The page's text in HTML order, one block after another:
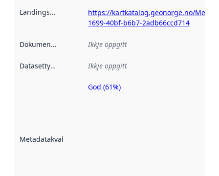
Landingsside
https://kartkatalog.geonorge.no/
1699-40bf-b6b7-2adb66ccd714
Dokumentasjon Ikkje oppgitt
Datasettype Ikkje oppgitt
Metadatakvalitet
Metadatakvalitet
God (61%)